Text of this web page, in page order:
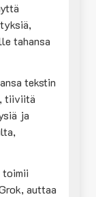
tahansa
tekstin
tiiviitä
ja
toimii
auttaa